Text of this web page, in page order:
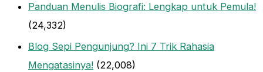
Panduan Menulis Biografi: Lengkap untuk Pemula!
(24,332)
Blog Sepi Pengunjung? Ini 7 Trik Rahasia
Mengatasinya! (22,008)